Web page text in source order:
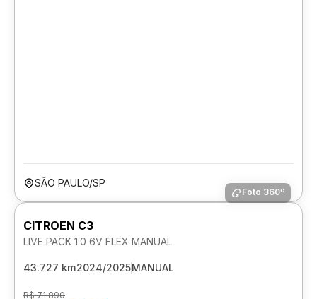
SÃO PAULO/SP
Foto 360º
CITROEN C3
LIVE PACK 1.0 6V FLEX MANUAL
43.727 km2024/2025MANUAL
R$ 71.890